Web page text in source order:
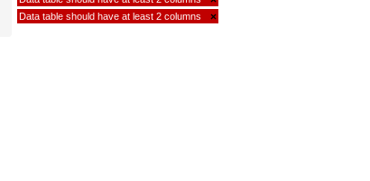
Data table should have at least 2 columns ×